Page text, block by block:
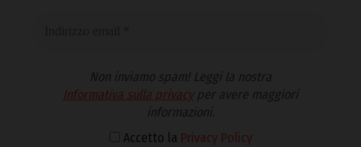
Non inviamo spam! Leggi la nostra
Informativa sulla privacyper avere maggiori
informazioni.
Accetto la Privacy Policy